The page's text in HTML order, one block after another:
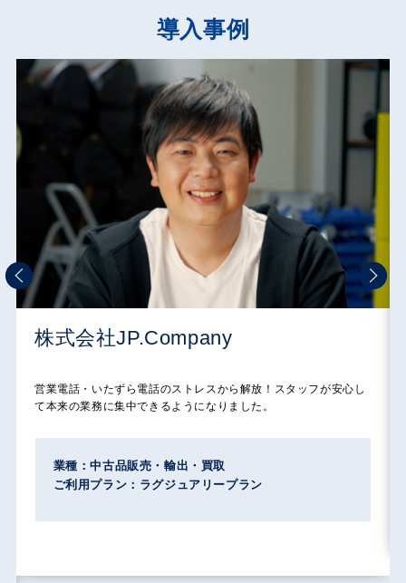
導入事例
株式会社JP.Company
営業電話・いたずら電話のストレスから解放！スタッフが安心し
て本来の業務に集中できるようになりました。
業種：中古品販売・輸出・買取
ご利用プラン：ラグジュアリープラン